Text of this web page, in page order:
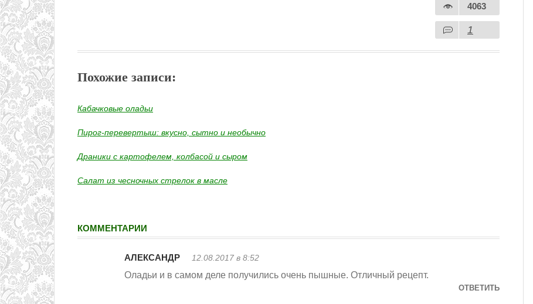
4063
1
Похожие записи:
Кабачковые оладьи
Пирог-перевертыш: вкусно, сытно и необычно
Драники с картофелем, колбасой и сыром
Салат из чесночных стрелок в масле
КОММЕНТАРИИ
АЛЕКСАНДР 12.08.2017 в 8:52
Оладьи и в самом деле получились очень пышные. Отличный рецепт.
ОТВЕТИТЬ